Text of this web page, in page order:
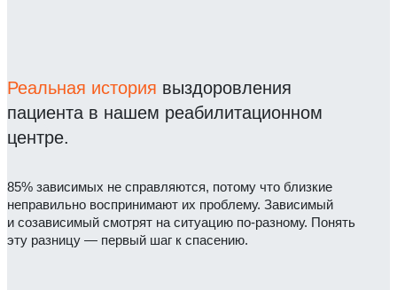
Реальная история выздоровления
пациента в нашем реабилитационном
центре.
85% зависимых не справляются, потому что близкие
неправильно воспринимают их проблему. Зависимый
и созависимый смотрят на ситуацию по-разному. Понять
эту разницу — первый шаг к спасению.